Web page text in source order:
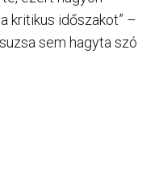
kritikus időszakot” –
sem hagyta szó